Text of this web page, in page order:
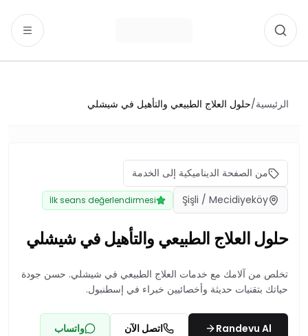
الرئيسية/حلول العلاج الطبيعي والتأهيل في شيشلي
من الصفحة الديناميكية إلى الخدمة
Şişli / Mecidiyeköy
İlk seans değerlendirmesi
حلول العلاج الطبيعي والتأهيل في شيشلي
تخلص من آلامك مع خدمات العلاج الطبيعي في شيشلي. حسن جودة
حياتك بتقنيات حديثة وأخصائيين خبراء في إسطنبول.
Randevu Al اتصل الآن واتساب